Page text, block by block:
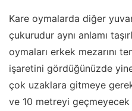
Kare oymalarda diğer
çukurudur aynı anlamı
oymaları erkek mezarını
işaretini gördüğünüzde
çok uzaklara gitmeye
ve 10 metreyi geçmeyecek